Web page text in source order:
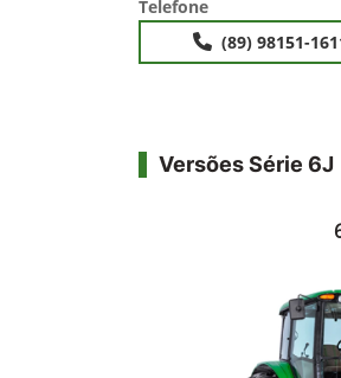
Telefone
(89) 98151-
Versões Série 6J